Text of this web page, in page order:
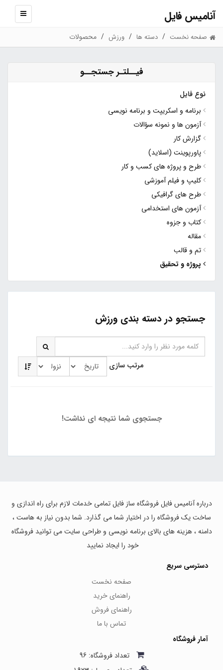
آنامیس فایل
نمایش
صفحه نخست دسته ها ورزش محصولات
فیــلتـر جستجــو
نوع فایل
برنامه و اسکریپت و برنامه نویسی
آزمون ها و نمونه سؤالات
گزارش کار
پاورپوینت (اسلاید)
طرح و پروژه های کسب و کار
کلیپ و فیلم آموزشی
طرح های گرافیکی
آزمون های استخدامی
کتاب و جزوه
مقاله
تم و قالب
پروژه و تحقیق
جستجو در دسته بندی ورزش
مرتب سازی
جستجوی شما نتیجه ای نداشت!
درباره آنامیس فایل فروشگاه ساز فایل تمامی خدمات لازم برای راه اندازی و
ساخت یک فروشگاه را در اختیار شما می گذارد. شما بدون نیاز به هاست ،
دامنه ، هزینه های بالای برنامه نویسی و طراحی سایت می توانید فروشگاه
خود را ایجاد نمایید
دسترسی سریع
صفحه نخست
راهنمای خرید
راهنمای فروش
تماس با ما
آمار فروشگاه
تعداد فروشگاه: 96